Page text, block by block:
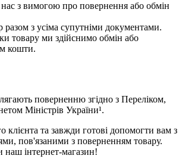
нас з вимогою про повернення або обмін
разом з усіма супутніми документами.
товару ми здійснимо обмін або
кошти.
поверненню згідно з Переліком,
Міністрів України¹.
та завжди готові допомогти вам з
пов'язаними з поверненням товару.
інтернет-магазин!